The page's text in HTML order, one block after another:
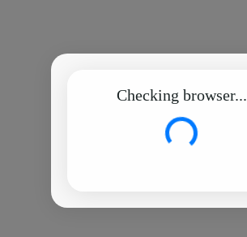
Checking browser...